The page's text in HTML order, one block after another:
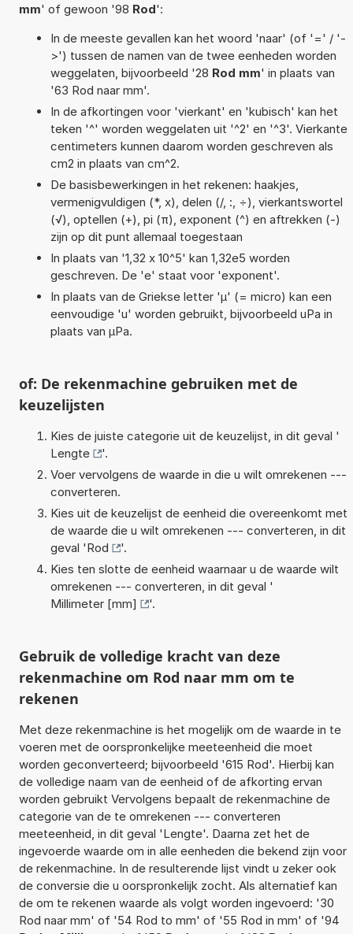
mm' of gewoon '98 Rod':
In de meeste gevallen kan het woord 'naar' (of '=' / '-
>') tussen de namen van de twee eenheden worden
weggelaten, bijvoorbeeld '28 Rod mm' in plaats van
'63 Rod naar mm'.
In de afkortingen voor 'vierkant' en 'kubisch' kan het
teken '^' worden weggelaten uit '^2' en '^3'. Vierkante
centimeters kunnen daarom worden geschreven als
cm2 in plaats van cm^2.
De basisbewerkingen in het rekenen: haakjes,
vermenigvuldigen (*, x), delen (/, :, ÷), vierkantswortel
(√), optellen (+), pi (π), exponent (^) en aftrekken (-)
zijn op dit punt allemaal toegestaan
In plaats van '1,32 x 10^5' kan 1,32e5 worden
geschreven. De 'e' staat voor 'exponent'.
In plaats van de Griekse letter 'µ' (= micro) kan een
eenvoudige 'u' worden gebruikt, bijvoorbeeld uPa in
plaats van µPa.
of: De rekenmachine gebruiken met de
keuzelijsten
Kies de juiste categorie uit de keuzelijst, in dit geval '
Lengte
'.
Voer vervolgens de waarde in die u wilt omrekenen ---
converteren.
Kies uit de keuzelijst de eenheid die overeenkomt met
de waarde die u wilt omrekenen --- converteren, in dit
geval 'Rod
'.
Kies ten slotte de eenheid waarnaar u de waarde wilt
omrekenen --- converteren, in dit geval '
Millimeter [mm]
'.
Gebruik de volledige kracht van deze
rekenmachine om Rod naar mm om te
rekenen
Met deze rekenmachine is het mogelijk om de waarde in te
voeren met de oorspronkelijke meeteenheid die moet
worden geconverteerd; bijvoorbeeld '615 Rod'. Hierbij kan
de volledige naam van de eenheid of de afkorting ervan
worden gebruikt Vervolgens bepaalt de rekenmachine de
categorie van de te omrekenen --- converteren
meeteenheid, in dit geval 'Lengte'. Daarna zet het de
ingevoerde waarde om in alle eenheden die bekend zijn voor
de rekenmachine. In de resulterende lijst vindt u zeker ook
de conversie die u oorspronkelijk zocht. Als alternatief kan
de om te rekenen waarde als volgt worden ingevoerd: '30
Rod naar mm' of '54 Rod to mm' of '55 Rod in mm' of '94